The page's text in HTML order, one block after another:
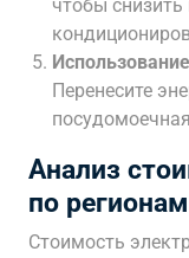
чтобы снизить
Перенесите
Анализ
по регионам
Стоимость